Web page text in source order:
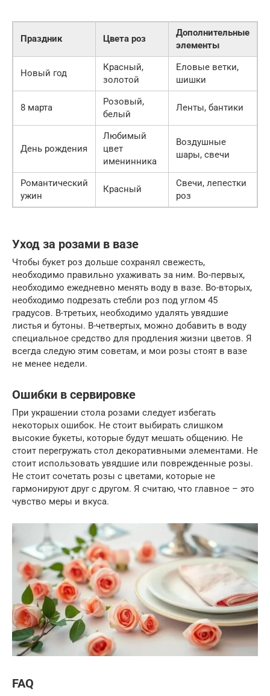
Праздник Цвета роз
Дополнительные
элементы
Новый год
Красный,
золотой
Еловые ветки,
шишки
8 марта
Розовый,
белый
Ленты, бантики
День рождения
Любимый
цвет
именинника
Воздушные
шары, свечи
Романтический
ужин
Красный
Свечи, лепестки
роз
Уход за розами в вазе
Чтобы букет роз дольше сохранял свежесть,
необходимо правильно ухаживать за ним. Во-первых,
необходимо ежедневно менять воду в вазе. Во-вторых,
необходимо подрезать стебли роз под углом 45
градусов. В-третьих, необходимо удалять увядшие
листья и бутоны. В-четвертых, можно добавить в воду
специальное средство для продления жизни цветов. Я
всегда следую этим советам, и мои розы стоят в вазе
не менее недели.
Ошибки в сервировке
При украшении стола розами следует избегать
некоторых ошибок. Не стоит выбирать слишком
высокие букеты, которые будут мешать общению. Не
стоит перегружать стол декоративными элементами. Не
стоит использовать увядшие или поврежденные розы.
Не стоит сочетать розы с цветами, которые не
гармонируют друг с другом. Я считаю, что главное – это
чувство меры и вкуса.
FAQ